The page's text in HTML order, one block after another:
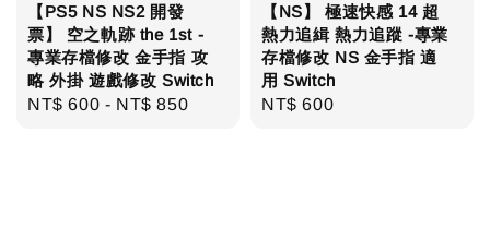
【PS5 NS NS2 開發
票】 空之軌跡 the 1st -
專業存檔修改 金手指 攻
略 外掛 遊戲修改 Switch
Regular
NT$ 600 - NT$ 850
【NS】 極速快感 14 超
熱力追緝 熱力追蹤 -專業
存檔修改 NS 金手指 適
用 Switch
Regular
NT$ 600